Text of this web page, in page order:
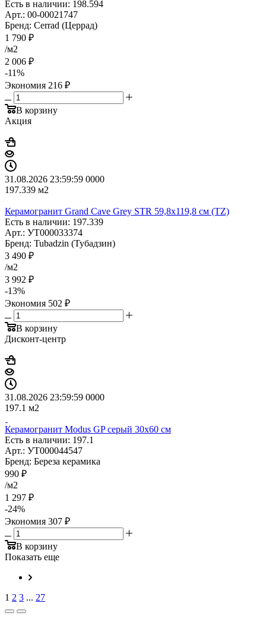
Есть в наличии: 198.594
Арт.: 00-00021747
Бренд: Cerrad (Церрад)
1 790 ₽
/м2
2 006 ₽
-11%
Экономия 216 ₽
В корзину
Акция
31.08.2026 23:59:59 0000
197.339 м2
Керамогранит Grand Cave Grey STR 59,8x119,8 см (TZ)
Есть в наличии: 197.339
Арт.: УТ000033374
Бренд: Tubadzin (Тубадзин)
3 490 ₽
/м2
3 992 ₽
-13%
Экономия 502 ₽
В корзину
Дисконт-центр
31.08.2026 23:59:59 0000
197.1 м2
Керамогранит Modus GP серый 30x60 см
Есть в наличии: 197.1
Арт.: УТ000044547
Бренд: Береза керамика
990 ₽
/м2
1 297 ₽
-24%
Экономия 307 ₽
В корзину
Показать еще
1 2 3 ... 27